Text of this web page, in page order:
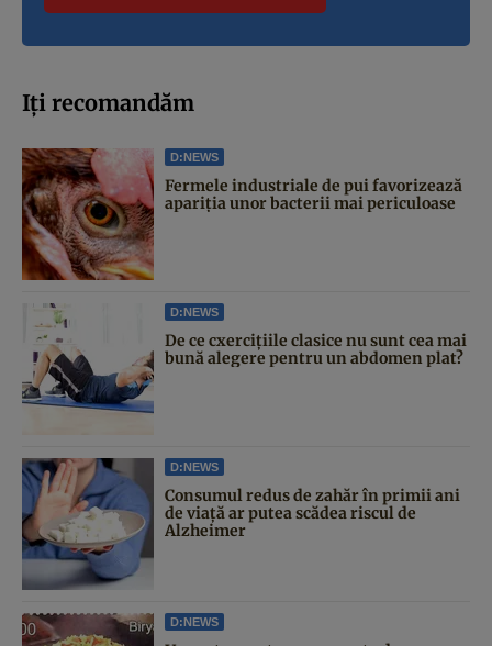
Iți recomandăm
D:NEWS
Fermele industriale de pui favorizează
apariția unor bacterii mai periculoase
D:NEWS
De ce cxercițiile clasice nu sunt cea mai
bună alegere pentru un abdomen plat?
D:NEWS
Consumul redus de zahăr în primii ani
de viață ar putea scădea riscul de
Alzheimer
D:NEWS